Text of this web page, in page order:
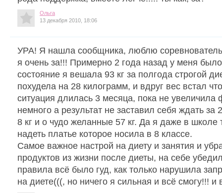
Ольга
13 декабря 2010, 18:06
УРА! Я нашла сообщника, люблю
я очень за!!! Примерно 2 года назад у меня
состояние я вешала 93 кг за полгода строгой
похудела на 28 килограмм, и вдруг вес встал
ситуация длилась 3 месяца, пока не увеличила
немного а результат не заставил себя ждать
8 кг и о чудо желанные 57 кг. Да я даже в школе
надеть платье которое носила в 8 классе.
Самое важное настрой на диету и занятия и
продуктов из жизни после диеты, на себе
правила всё было гуд, как только нарушила
на диете(((, но ничего я сильная и всё смогу!!!